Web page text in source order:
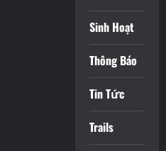
Sinh Hoạt
Thông Báo
Tin Tức
Trails